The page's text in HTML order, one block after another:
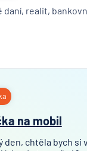
daní, realit,
na mobil
den, chtěla bych si